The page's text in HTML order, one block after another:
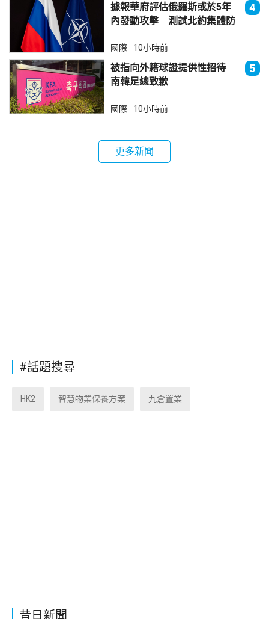
昔日新聞
據報華府評估俄羅斯或於5年
內發動攻擊 測試北約集體防
4
國際 10小時前
被指向外籍球證提供性招待
南韓足總致歉
5
國際 10小時前
更多新聞
#話題搜尋
HK2 智慧物業保養方案 九倉置業